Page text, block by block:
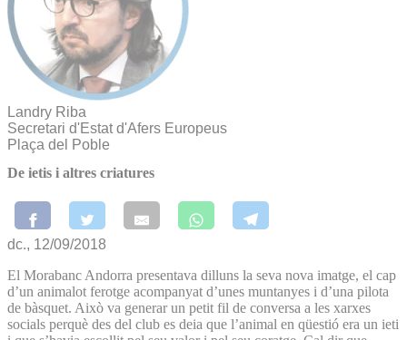
Landry Riba
Secretari d'Estat d'Afers Europeus
Plaça del Poble
De ietis i altres criatures
dc., 12/09/2018
El Morabanc Andorra presentava dilluns la seva nova imatge, el cap
d’un animalot ferotge acompanyat d’unes muntanyes i d’una pilota
de bàsquet. Això va generar un petit fil de conversa a les xarxes
socials perquè des del club es deia que l’animal en qüestió era un ieti